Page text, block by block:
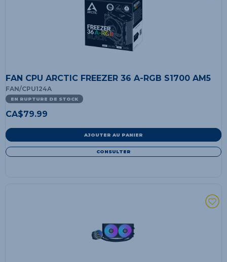
FAN CPU ARCTIC FREEZER 36 A-RGB S1700 AM5
FAN/CPU124A
EN RUPTURE DE STOCK
CA$79.99
AJOUTER AU PANIER
CONSULTER